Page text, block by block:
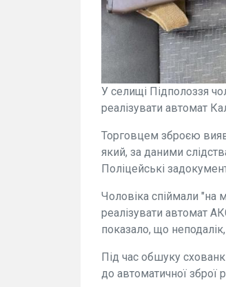
У селищі Підполоззя
реалізувати автомат
Торговцем зброєю
який, за даними
Поліцейські
Чоловіка спіймали "на
реалізувати автомат
показало, що
Під час обшуку
до автоматичної зброї